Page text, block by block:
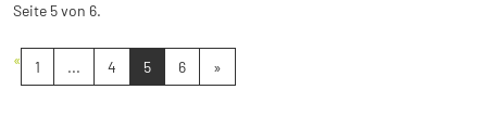
Seite 5 von 6.
« 1 ... 4 5 6 »